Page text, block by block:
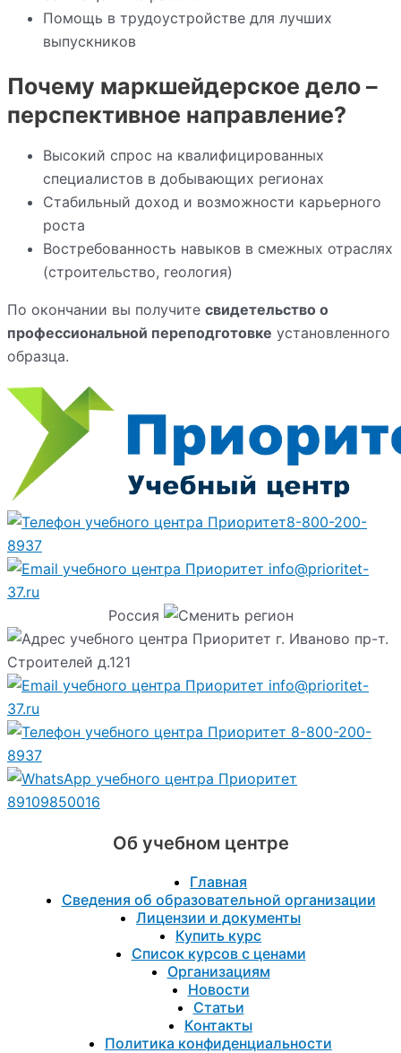
Помощь в трудоустройстве для лучших
выпускников
Почему маркшейдерское дело –
перспективное направление?
Высокий спрос на квалифицированных
специалистов в добывающих регионах
Стабильный доход и возможности карьерного
роста
Востребованность навыков в смежных отраслях
(строительство, геология)
По окончании вы получите свидетельство о
профессиональной переподготовке установленного
образца.
8-800-200-
8937
info@prioritet-
37.ru
Россия
г. Иваново пр-т.
Строителей д.121
info@prioritet-
37.ru
8-800-200-
8937
89109850016
Об учебном центре
Главная
Сведения об образовательной организации
Лицензии и документы
Купить курс
Список курсов с ценами
Организациям
Новости
Статьи
Контакты
Политика конфиденциальности